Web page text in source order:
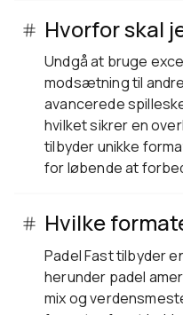
Hvorfor skal
Undgå at bruge
modsætning til
avancerede
hvilket sikrer en
tilbyder unikke
for løbende at
Hvilke
Padel Fast tilbyder
herunder padel
mix og